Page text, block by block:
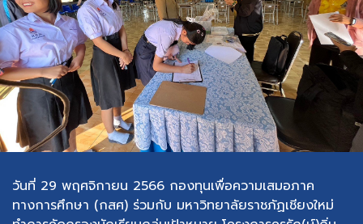
วันที่ 29 พฤศจิกายน 2566 กองทุนเพื่อความเสมอภาค
ทางการศึกษา (กสศ) ร่วมกับ มหาวิทยาลัยราชภัฏเชียงใหม่